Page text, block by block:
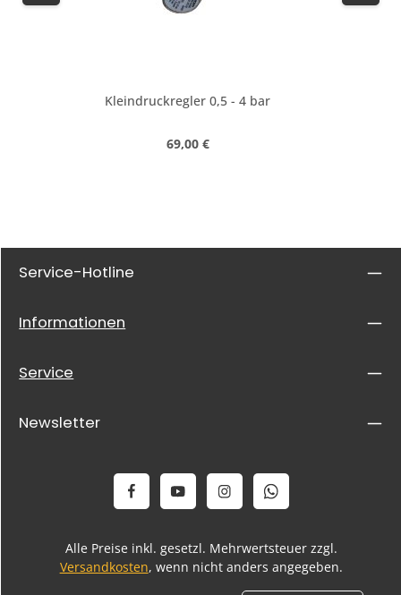
Kleindruckregler 0,5 - 4 bar
Regulärer Preis:
69,00 €
Service-Hotline
Informationen
Service
Newsletter
Alle Preise inkl. gesetzl. Mehrwertsteuer zzgl.
Versandkosten, wenn nicht anders angegeben.